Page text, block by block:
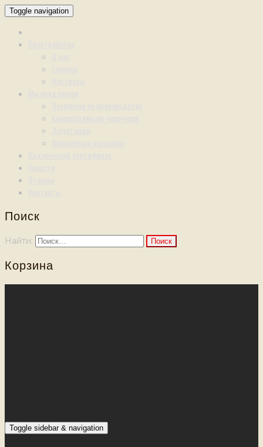
Toggle navigation
Поиск
Найти:
Корзина
Toggle sidebar & navigation